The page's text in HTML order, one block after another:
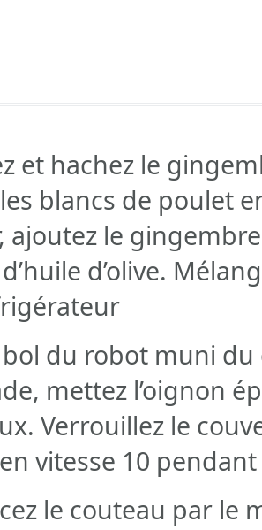
et hachez le
blancs de poulet
ajoutez le
d’olive.
bol du robot muni
mettez l’oignon
Verrouillez le
vitesse 10 pendant
le couteau par le